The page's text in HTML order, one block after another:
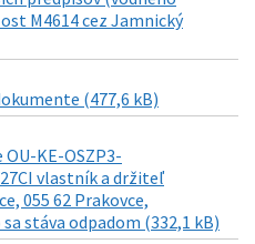
M4614 cez Jamnický
(477,6 kB)
KE-OSZP3-
vlastník a držiteľ
055 62 Prakovce,
stáva odpadom (332,1 kB)